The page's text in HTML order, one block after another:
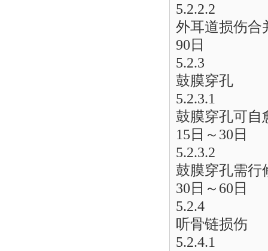
5.2.2.2
外耳道损伤合
90日
5.2.3
鼓膜穿孔
5.2.3.1
鼓膜穿孔可自
15日～30日
5.2.3.2
鼓膜穿孔需行
30日～60日
5.2.4
听骨链损伤
5.2.4.1